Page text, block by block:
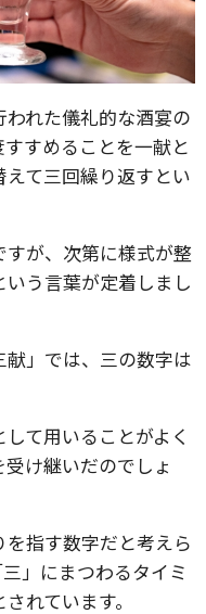
れた儀礼的な酒宴の
すめることを一献と
て三回繰り返すとい
が、次第に様式が整
う言葉が定着しまし
」では、三の数字は
て用いることがよく
け継いだのでしょ
指す数字だと考えら
」にまつわるタイミ
れています。